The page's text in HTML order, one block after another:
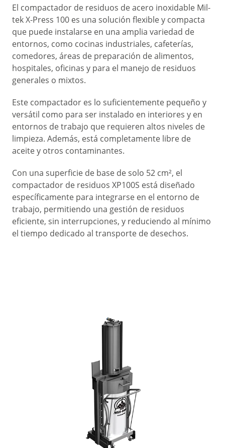
El compactador de residuos de acero inoxidable Mil-
tek X-Press 100 es una solución flexible y compacta
que puede instalarse en una amplia variedad de
entornos, como cocinas industriales, cafeterías,
comedores, áreas de preparación de alimentos,
hospitales, oficinas y para el manejo de residuos
generales o mixtos.
Este compactador es lo suficientemente pequeño y
versátil como para ser instalado en interiores y en
entornos de trabajo que requieren altos niveles de
limpieza. Además, está completamente libre de
aceite y otros contaminantes.
Con una superficie de base de solo 52 cm², el
compactador de residuos XP100S está diseñado
específicamente para integrarse en el entorno de
trabajo, permitiendo una gestión de residuos
eficiente, sin interrupciones, y reduciendo al mínimo
el tiempo dedicado al transporte de desechos.